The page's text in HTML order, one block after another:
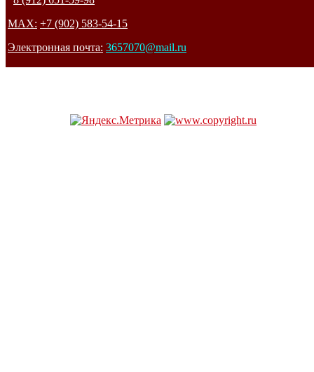
MAX: +7 (902) 583-54-15
Электронная почта: 3657070@mail.ru